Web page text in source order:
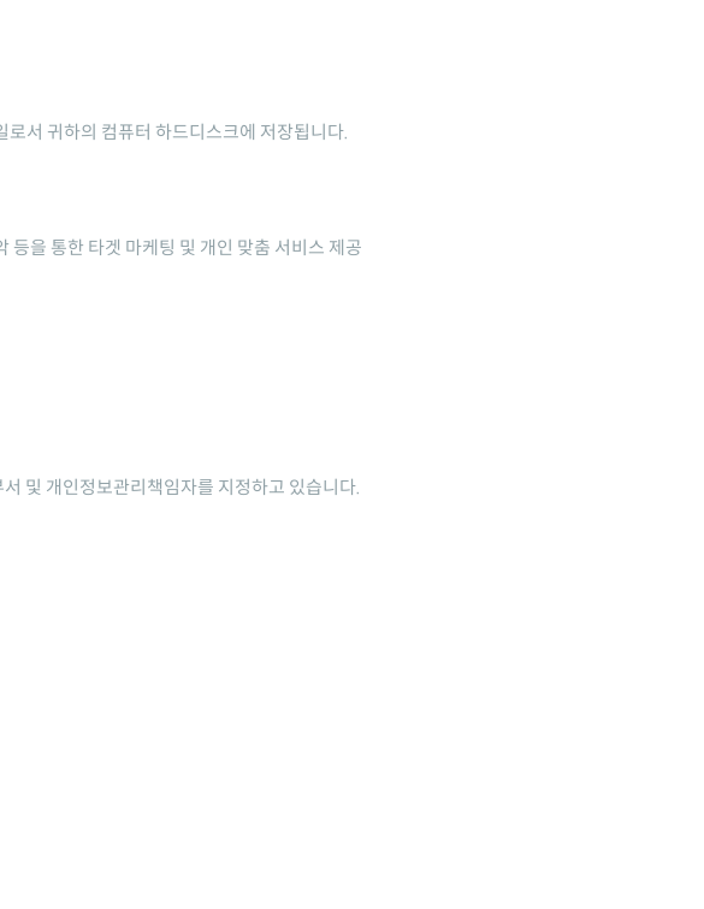
서 귀하의 컴퓨터 하드디스크에 저장됩니다.
등을 통한 타겟 마케팅 및 개인 맞춤 서비스 제공
및 개인정보관리책임자를 지정하고 있습니다.